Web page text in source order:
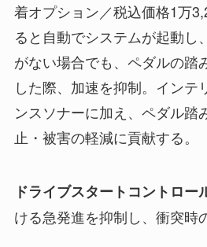
着オプション／税込価格1万
ると自動でシステムが起動し
がない場合でも、ペダルの踏
した際、加速を抑制。インテ
ンスソナーに加え、ペダル踏
止・被害の軽減に貢献する。
ドライブスタートコントロー
ける急発進を抑制し、衝突時